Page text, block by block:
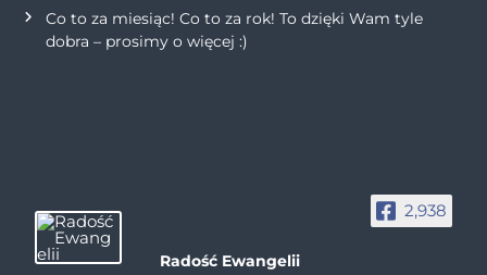
Co to za miesiąc! Co to za rok! To dzięki Wam tyle
dobra – prosimy o więcej :)
2,938
Radość Ewangelii